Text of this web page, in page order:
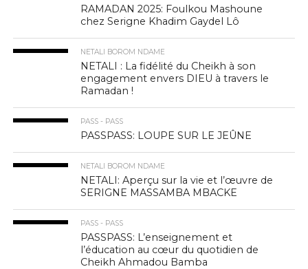
RAMADAN 2025: Foulkou Mashoune
chez Serigne Khadim Gaydel Lô
NETALI BOROM NDAME
NETALI : La fidélité du Cheikh à son
engagement envers DIEU à travers le
Ramadan !
PASS - PASS
PASSPASS: LOUPE SUR LE JEÛNE
NETALI BOROM NDAME
NETALI: Aperçu sur la vie et l’œuvre de
SERIGNE MASSAMBA MBACKE
PASS - PASS
PASSPASS: L’enseignement et
l’éducation au cœur du quotidien de
Cheikh Ahmadou Bamba